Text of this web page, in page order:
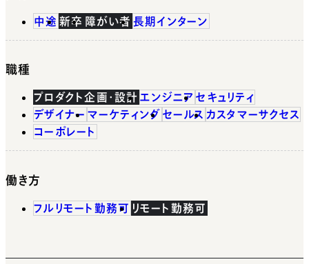
中途 新卒 障がい者 長期インターン
職種
プロダクト企画・設計 エンジニア セキュリティ
デザイナー マーケティング セールス カスタマーサクセス
コーポレート
働き方
フルリモート勤務可 リモート勤務可